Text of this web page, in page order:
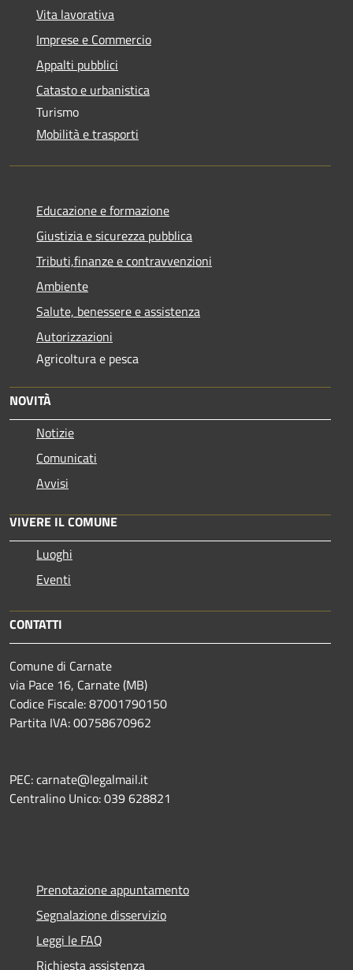
Vita lavorativa
Imprese e Commercio
Appalti pubblici
Catasto e urbanistica
Turismo
Mobilità e trasporti
Educazione e formazione
Giustizia e sicurezza pubblica
Tributi,finanze e contravvenzioni
Ambiente
Salute, benessere e assistenza
Autorizzazioni
Agricoltura e pesca
NOVITÀ
Notizie
Comunicati
Avvisi
VIVERE IL COMUNE
Luoghi
Eventi
CONTATTI
Comune di Carnate
via Pace 16, Carnate (MB)
Codice Fiscale: 87001790150
Partita IVA: 00758670962
PEC: carnate@legalmail.it
Centralino Unico: 039 628821
Prenotazione appuntamento
Segnalazione disservizio
Leggi le FAQ
Richiesta assistenza